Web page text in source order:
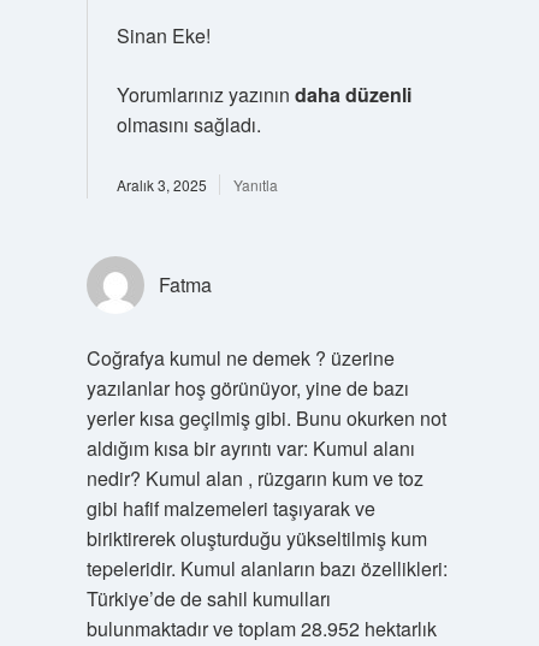
Sinan Eke!
Yorumlarınız yazının daha düzenli
olmasını sağladı.
Aralık 3, 2025 Yanıtla
Fatma
Coğrafya kumul ne demek ? üzerine
yazılanlar hoş görünüyor, yine de bazı
yerler kısa geçilmiş gibi. Bunu okurken not
aldığım kısa bir ayrıntı var: Kumul alanı
nedir? Kumul alan , rüzgarın kum ve toz
gibi hafif malzemeleri taşıyarak ve
biriktirerek oluşturduğu yükseltilmiş kum
tepeleridir. Kumul alanların bazı özellikleri:
Türkiye’de de sahil kumulları
bulunmaktadır ve toplam 28.952 hektarlık